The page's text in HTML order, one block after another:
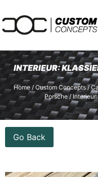
INTERIEUR:
Home / Custom Concepts/
Porsche/
Go Back